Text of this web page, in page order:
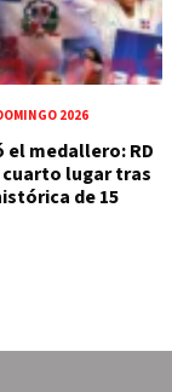
2026
el medallero: RD
lugar tras
de 15